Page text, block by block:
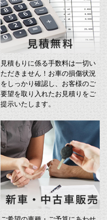
見積もりに係る手数料は一切い
ただきません！お車の損傷状況
をしっかり確認し、お客様のご
要望を取り入れたお見積りをご
提示いたします。